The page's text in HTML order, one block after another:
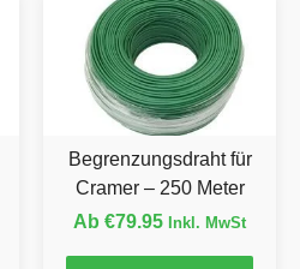
Begrenzungsdraht für
Cramer – 250 Meter
Ab €79.95 Inkl. MwSt